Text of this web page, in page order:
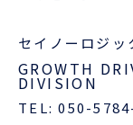
セイノーロジッ
GROWTH
DIVISION
TEL: 050-